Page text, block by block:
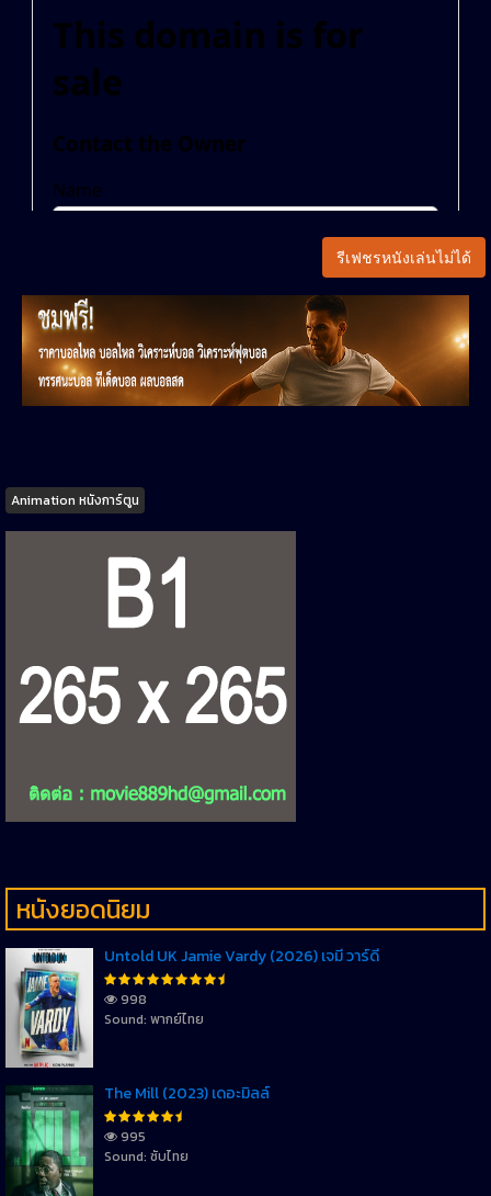
รีเฟชรหนังเล่นไม่ได้
Tags
Animation หนังการ์ตูน
หนังยอดนิยม
Untold UK Jamie Vardy (2026) เจมี่ วาร์ดี้
998
Sound: พากย์ไทย
The Mill (2023) เดอะมิลล์
995
Sound: ซับไทย